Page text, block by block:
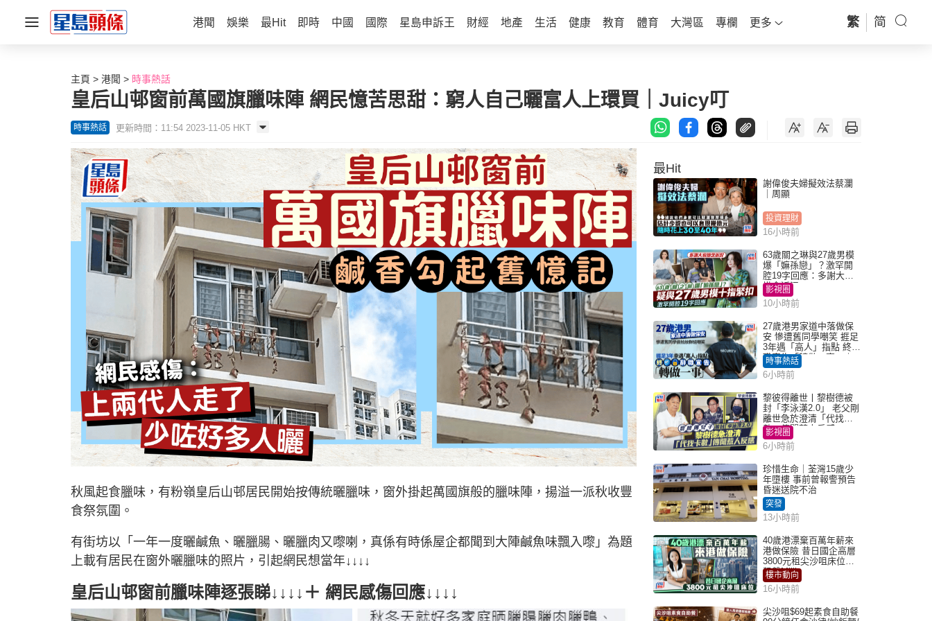
港聞 娛樂 最Hit 即時 中國 國際 星島申訴王 財經 地產 生活 健康 教育 體育 大灣區 專欄 更多 繁 简
主頁 港聞 時事熱話
皇后山邨窗前萬國旗臘味陣 網民憶苦思甜：窮人自己曬富人上環買｜Juicy叮
時事熱話 更新時間：11:54 2023-11-05 HKT
秋風起食臘味，有粉嶺皇后山邨居民開始按傳統曬臘味，窗外掛起萬國旗般的臘味陣，揚溢一派秋收豐
食祭氛圍。
有街坊以「一年一度曬鹹魚、曬臘腸、曬臘肉又嚟喇，真係有時係屋企都聞到大陣鹹魚味飄入嚟」為題
上載有居民在窗外曬臘味的照片，引起網民想當年↓↓↓↓
皇后山邨窗前臘味陣逐張睇↓↓↓↓＋ 網民感傷回應↓↓↓↓
最Hit
謝偉俊夫婦擬效法蔡瀾
｜周顯
投資理財
16小時前
63歲關之琳與27歲男模
爆「嫲孫戀」？激罕開
腔19字回應：多謝大家
掛念近況
影視圈
10小時前
27歲港男家道中落做保
安 慘遭舊同學嘲笑 捱足
3年遇「高人」指點 終辭
職宣告「轉做一事」｜
Juicy叮
時事熱話
6小時前
黎彼得離世丨黎樹德被
封「李泳漢2.0」 老父剛
離世急於澄清「代找卡
數」傳聞惹人反感
影視圈
6小時前
珍惜生命｜荃灣15歲少
年墮樓 事前曾報警預告
昏迷送院不治
突發
13小時前
40歲港漂棄百萬年薪來
港做保險 昔日國企高層
3800元租尖沙咀床位｜
租盤Million
樓市動向
16小時前
尖沙咀$69起素食自助餐